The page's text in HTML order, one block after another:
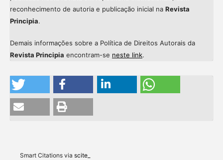
reconhecimento de autoria e publicação inicial na Revista
Principia.
Demais informações sobre a Política de Direitos Autorais da
Revista Principia encontram-se neste link.
Smart Citations via scite_